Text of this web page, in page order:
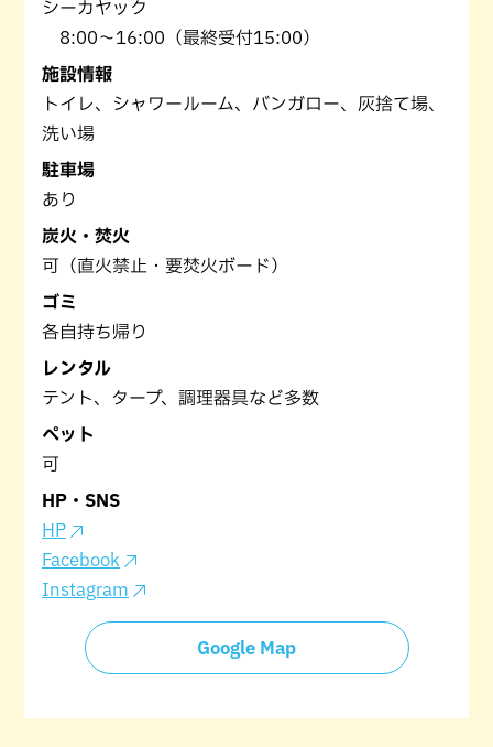
シーカヤック
8:00～16:00（最終受付15:00）
施設情報
トイレ、シャワールーム、バンガロー、灰捨て場、
洗い場
駐車場
あり
炭火・焚火
可（直火禁止・要焚火ボード）
ゴミ
各自持ち帰り
レンタル
テント、タープ、調理器具など多数
ペット
可
HP・SNS
HP
Facebook
Instagram
Google Map